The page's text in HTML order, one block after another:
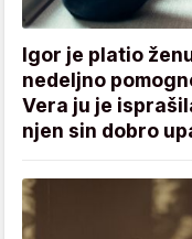
Igor je platio
nedeljno
Vera ju je
njen sin dobro